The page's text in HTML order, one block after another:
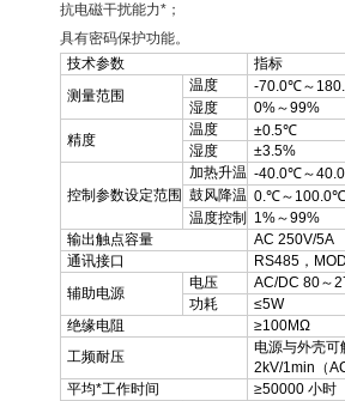
抗电磁干扰能力*；
具有密码保护功能。
技术参数
指标
测量范围
温度
-70.0℃～
湿度
0%～99%
精度
温度
±0.5℃
湿度
±3.5%
控制参数设定范围
加热升温 -40.0℃～
鼓风降温 0.℃～100.0℃
温度控制
1%～99%
输出触点容量
AC 250V/5A
通讯接口
RS485，
辅助电源
电压
AC/DC 80～
功耗
≤5W
绝缘电阻
≥100MΩ
工频耐压
电源与外壳可
2kV/1min（
平均*工作时间
≥50000 小时